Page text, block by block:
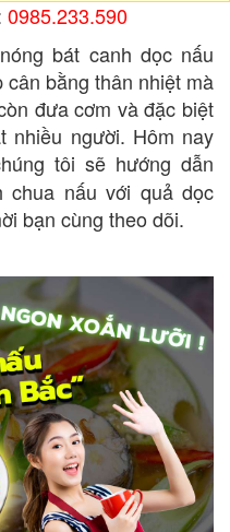
0985.233.590
bát canh dọc nấu
bằng thân nhiệt mà
đưa cơm và đặc biệt
nhiều người. Hôm nay
tôi sẽ hướng dẫn
chua nấu với quả dọc
bạn cùng theo dõi.